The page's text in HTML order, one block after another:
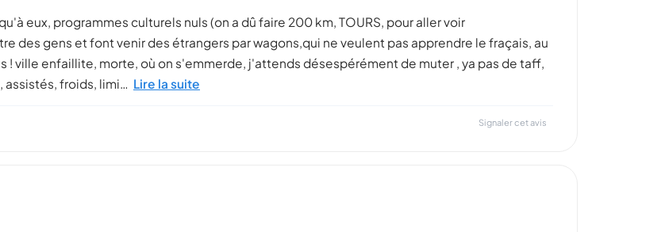
eux, programmes culturels nuls (on a dû faire 200 km, TOURS, pour aller voir
des gens et font venir des étrangers par wagons,qui ne veulent pas apprendre le fraçais, au
! ville enfaillite, morte, où on s'emmerde, j'attends désespérément de muter , ya pas de taff,
assistés, froids, limi… Lire la suite
Signaler cet avis